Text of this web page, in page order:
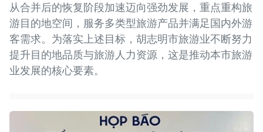
从合并后的恢复阶段加速迈向强劲发展，重点重构旅
游目的地空间，服务多类型旅游产品并满足国内外游
客需求。为落实上述目标，胡志明市旅游业不断努力
提升目的地品质与旅游人力资源，这是推动本市旅游
业发展的核心要素。